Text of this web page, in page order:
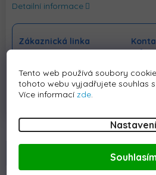
Tento web používá soubory
tohoto webu vyjadřujete souhlas
Více informacízde.
Nastavení
Souhlasím
Detailní informace
Zákaznická linka
+420228889315
Diskuze